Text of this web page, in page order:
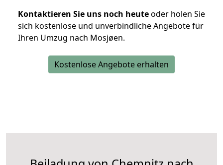
Kontaktieren Sie uns noch heuteoder holen Sie
sich kostenlose und unverbindliche Angebote für
Ihren Umzug nach Mosjøen.
Kostenlose Angebote erhalten